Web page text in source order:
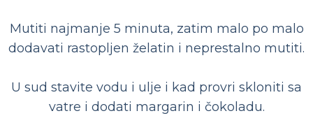
Mutiti najmanje 5 minuta, zatim malo po malo
dodavati rastopljen želatin i neprestalno mutiti.
U sud stavite vodu i ulje i kad provri skloniti sa
vatre i dodati margarin i čokoladu.